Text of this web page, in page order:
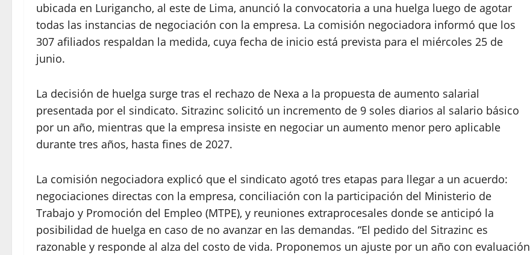
ubicada en Lurigancho, al este de Lima, anunció la convocatoria a una huelga luego de agotar
todas las instancias de negociación con la empresa. La comisión negociadora informó que los
307 afiliados respaldan la medida, cuya fecha de inicio está prevista para el miércoles 25 de
junio.
La decisión de huelga surge tras el rechazo de Nexa a la propuesta de aumento salarial
presentada por el sindicato. Sitrazinc solicitó un incremento de 9 soles diarios al salario básico
por un año, mientras que la empresa insiste en negociar un aumento menor pero aplicable
durante tres años, hasta fines de 2027.
La comisión negociadora explicó que el sindicato agotó tres etapas para llegar a un acuerdo:
negociaciones directas con la empresa, conciliación con la participación del Ministerio de
Trabajo y Promoción del Empleo (MTPE), y reuniones extraprocesales donde se anticipó la
posibilidad de huelga en caso de no avanzar en las demandas. “El pedido del Sitrazinc es
razonable y responde al alza del costo de vida. Proponemos un ajuste por un año con evaluación